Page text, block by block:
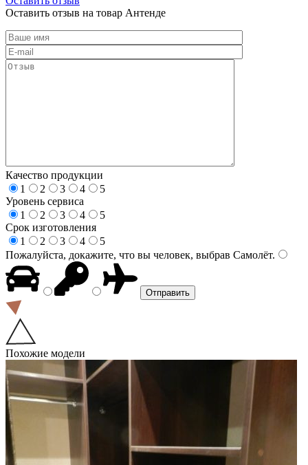
Оставить отзыв на товар Антенде
Качество продукции
1
2 3 4
5
Уровень сервиса
1
2 3 4
5
Срок изготовления
1
2 3 4
5
Пожалуйста, докажите, что вы человек, выбрав Самолёт.
Похожие модели